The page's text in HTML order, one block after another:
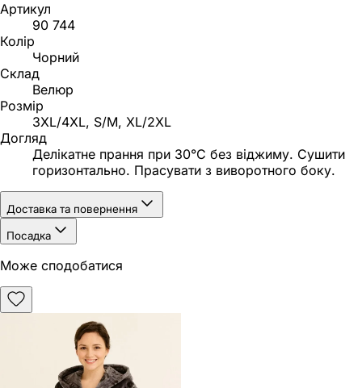
Артикул
90 744
Колір
Чорний
Склад
Велюр
Розмір
3XL/4XL, S/M, XL/2XL
Догляд
Делікатне прання при 30°C без віджиму. Сушити
горизонтально. Прасувати з виворотного боку.
Доставка та повернення
Посадка
Може сподобатися